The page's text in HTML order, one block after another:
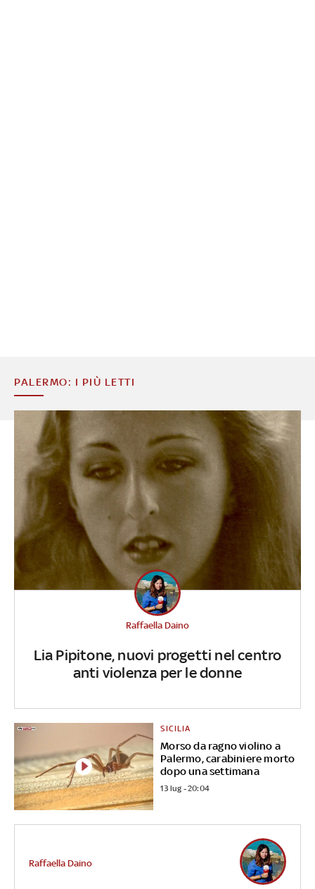
PALERMO: I PIÙ LETTI
Lia Pipitone, nuovi progetti nel centro
anti violenza per le donne
Raffaella Daino
Morso da ragno violino a
Palermo, carabiniere morto
dopo una settimana
SICILIA
13 lug - 20:04
Raffaella Daino